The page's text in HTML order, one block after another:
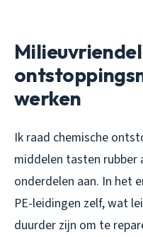
werken
Ik raad chemische
middelen tasten
onderdelen aan. In het
PE-leidingen zelf, wat
duurder zijn om te